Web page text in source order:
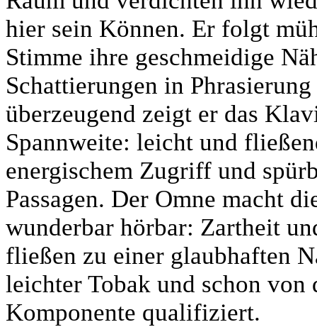
hier sein Können. Er folgt
Stimme ihre geschmeidige
Schattierungen in
überzeugend zeigt er das
Spannweite: leicht und
energischem Zugriff und
Passagen. Der Omne macht
wunderbar hörbar: Zartheit
fließen zu einer glaubhaften
leichter Tobak und schon von
Komponente qualifiziert.